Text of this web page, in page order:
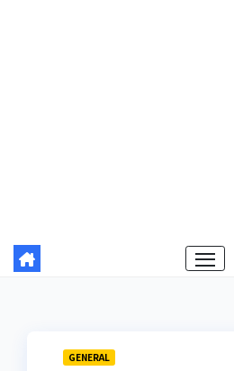
GENERAL